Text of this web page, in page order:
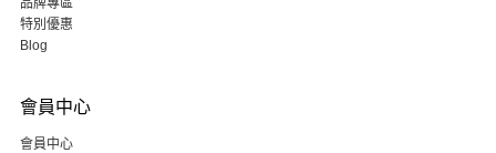
品牌專區
特別優惠
Blog
會員中心
會員中心